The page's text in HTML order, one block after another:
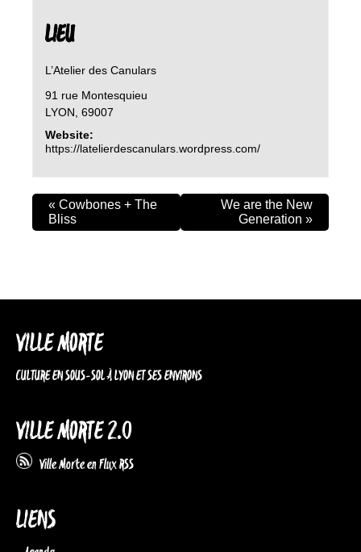
LIEU
L’Atelier des Canulars
91 rue Montesquieu
LYON 69007
Website:
https://latelierdescanulars.wordpress.com/
« Cowbones + The
Bliss
We are the New
Generation »
VILLE MORTE
CULTURE EN SOUS-SOL À LYON ET SES ENVIRONS
VILLE MORTE 2.0
Ville Morte en Flux RSS
LIENS